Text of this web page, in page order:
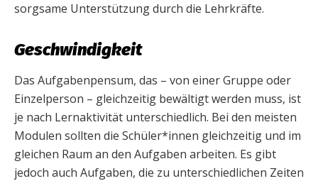
sorgsame Unterstützung durch die Lehrkräfte.
Geschwindigkeit
Das Aufgabenpensum, das – von einer Gruppe oder
Einzelperson – gleichzeitig bewältigt werden muss, ist
je nach Lernaktivität unterschiedlich. Bei den meisten
Modulen sollten die Schüler*innen gleichzeitig und im
gleichen Raum an den Aufgaben arbeiten. Es gibt
jedoch auch Aufgaben, die zu unterschiedlichen Zeiten